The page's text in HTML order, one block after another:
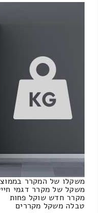
משקלו של המקרר
משקל של מקרר דגמי
מקרר חדש שוקל פחות
טבלה משקל מקררים